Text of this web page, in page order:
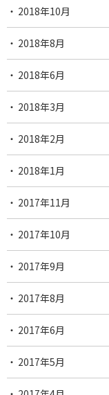
2018年10月
2018年8月
2018年6月
2018年3月
2018年2月
2018年1月
2017年11月
2017年10月
2017年9月
2017年8月
2017年6月
2017年5月